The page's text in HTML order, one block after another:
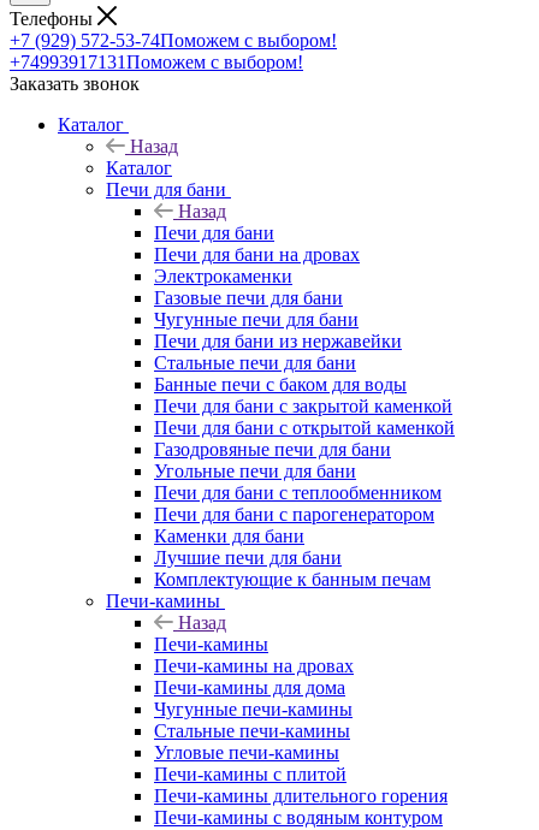
Телефоны
+7 (929) 572-53-74Поможем с выбором!
+74993917131Поможем с выбором!
Заказать звонок
Каталог
Назад
Каталог
Печи для бани
Назад
Печи для бани
Печи для бани на дровах
Электрокаменки
Газовые печи для бани
Чугунные печи для бани
Печи для бани из нержавейки
Стальные печи для бани
Банные печи с баком для воды
Печи для бани с закрытой каменкой
Печи для бани с открытой каменкой
Газодровяные печи для бани
Угольные печи для бани
Печи для бани с теплообменником
Печи для бани с парогенератором
Каменки для бани
Лучшие печи для бани
Комплектующие к банным печам
Печи-камины
Назад
Печи-камины
Печи-камины на дровах
Печи-камины для дома
Чугунные печи-камины
Стальные печи-камины
Угловые печи-камины
Печи-камины с плитой
Печи-камины длительного горения
Печи-камины с водяным контуром